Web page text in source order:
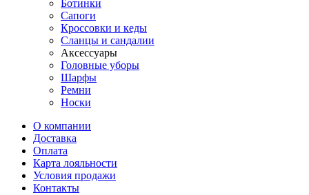
Ботинки
Сапоги
Кроссовки и кеды
Сланцы и сандалии
Аксессуары
Головные уборы
Шарфы
Ремни
Носки
О компании
Доставка
Оплата
Карта лояльности
Условия продажи
Контакты